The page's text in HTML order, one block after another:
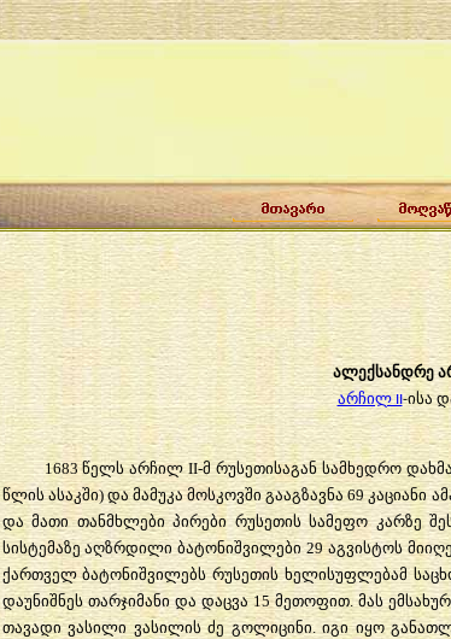
ალექსანდრე
არჩილ II-ისა
1683 წელს არჩილ II-მ რუსეთისაგან სამხედრო
წლის ასაკში) და მამუკა მოსკოვში გააგზავნა 69
და მათი თანმხლები პირები რუსეთის სამეფო
სისტემაზე აღზრდილი ბატონიშვილები 29 აგვისტოს
ქართველ ბატონიშვილებს რუსეთის ხელისუფლებამ
დაუნიშნეს თარჯიმანი და დაცვა 15 მეთოფით. მას
თავადი ვასილი ვასილის ძე გოლიცინი. იგი იყო